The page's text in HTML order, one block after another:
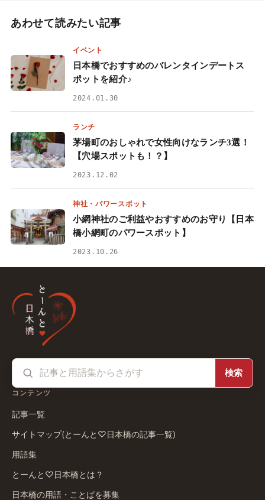
あわせて読みたい記事
イベント
日本橋でおすすめのバレンタインデートス
ポットを紹介♪
2024.01.30
ランチ
茅場町のおしゃれで女性向けなランチ3選！
【穴場スポットも！？】
2023.12.02
神社・パワースポット
小網神社のご利益やおすすめのお守り【日本
橋小網町のパワースポット】
2023.10.26
検索
コンテンツ
記事一覧
サイトマップ(とーんと♡日本橋の記事一覧)
用語集
とーんと♡日本橋とは？
日本橋の用語・ことばを募集